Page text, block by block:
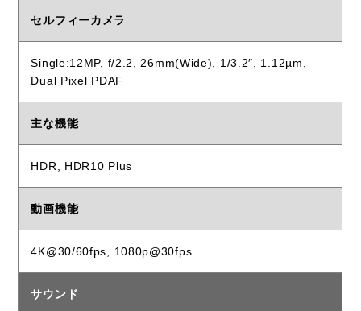
セルフィーカメラ
Single:12MP, f/2.2, 26mm(Wide), 1/3.2″, 1.12µm,
Dual Pixel PDAF
主な機能
HDR, HDR10 Plus
動画機能
4K@30/60fps, 1080p@30fps
サウンド